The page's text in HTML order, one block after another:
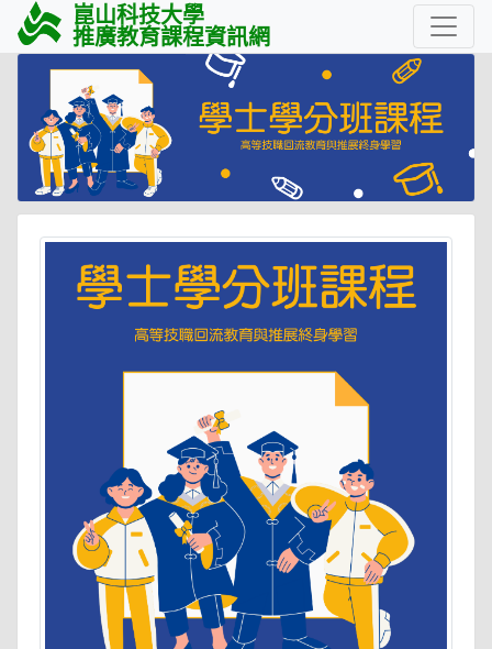
崑山科技大學
推廣教育課程資訊網